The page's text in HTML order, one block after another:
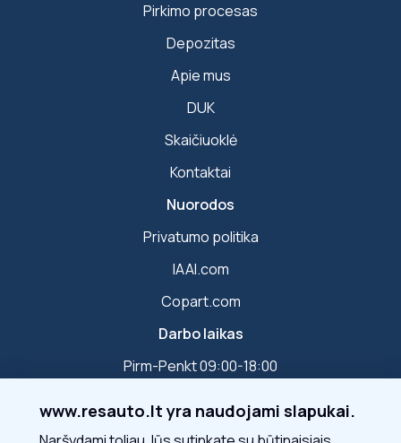
Pirkimo procesas
Depozitas
Apie mus
DUK
Skaičiuoklė
Kontaktai
Nuorodos
Privatumo politika
IAAI.com
Copart.com
Darbo laikas
Pirm-Penkt 09:00-18:00
Susisiekite
www.resauto.lt yra naudojami slapukai.